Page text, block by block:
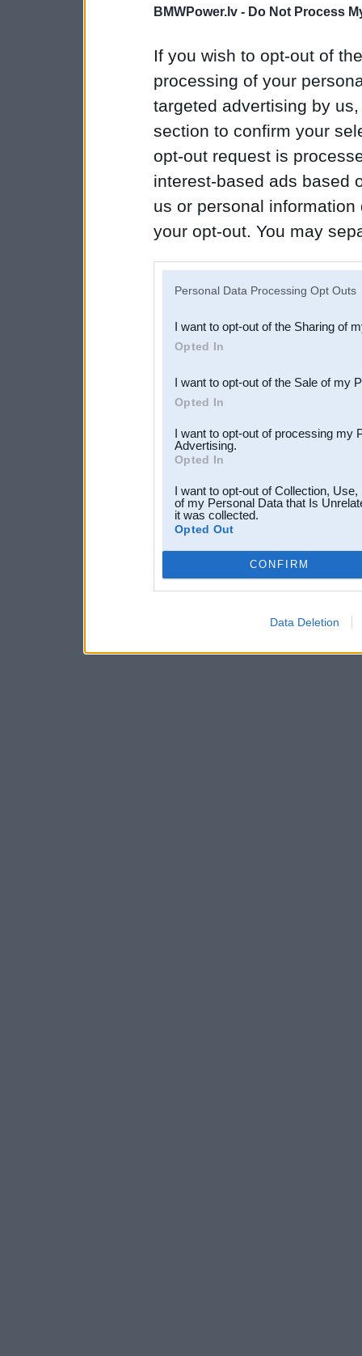
BMWPower.lv - Do Not Process
If you wish to opt-out of
processing of your
targeted advertising by
section to confirm your
opt-out request is
interest-based ads based
us or personal
your opt-out. You may
Downstream Participants
third parties.
Personal Data Processing Opt Outs
I want to opt-out of the Sharing of
Opted In
I want to opt-out of the Sale of my
Opted In
I want to opt-out of processing my
Advertising.
Opted In
I want to opt-out of Collection,
of my Personal Data that Is
it was collected.
Opted Out
CONFIRM
Data Deletion